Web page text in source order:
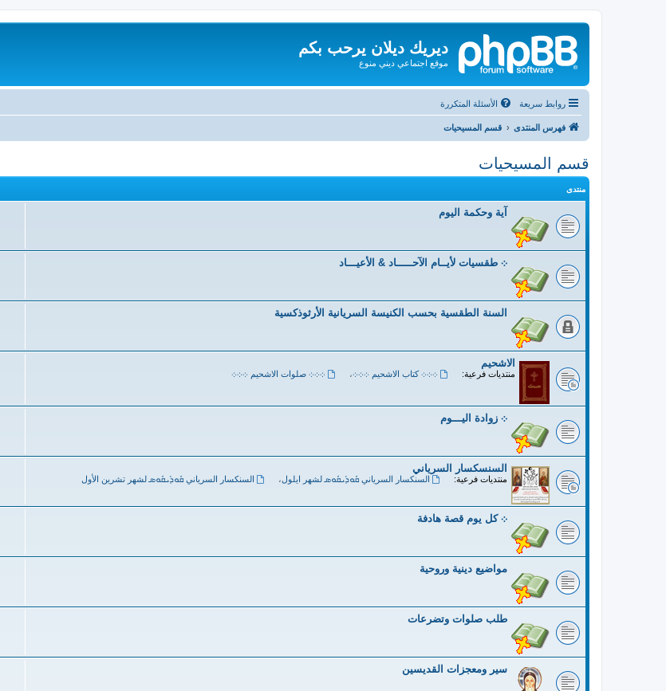
ديريك ديلان يرحب بكم
موقع اجتماعي ديني منوع
روابط سريعة الأسئلة المتكررة
فهرس المنتدى قسم المسيحيات
قسم المسيحيات
منتدى
آية وحكمة اليوم
܀ طقسيات لأيــام الآحـــــاد & الأعيـــاد
السنة الطقسية بحسب الكنيسة السريانية الأرثوذكسية
الاشحيم
منتديات فرعية: ܀܀܀ كتاب الاشحيم ܀܀܀، ܀܀܀ صلوات الاشحيم ܀܀܀
܀ زوادة اليـــوم
السنسكسار السرياني
منتديات فرعية: السنكسار السرياني ܩܽܘܕܺܝܩܽܘܣ لشهر ايلول، السنكسار السرياني ܩܽܘܕܺܝܩܽܘܣ لشهر تشرين الأول
܀ كل يوم قصة هادفة
مواضيع دينية وروحية
طلب صلوات وتضرعات
سير ومعجزات القديسين